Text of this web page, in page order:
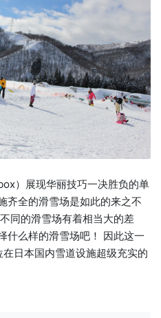
）展现华丽技巧一决胜负的单
齐全的滑雪场是如此的来之不
同的滑雪场有着相当大的差
什么样的滑雪场吧！ 因此这一
日本国内雪道设施超级充实的